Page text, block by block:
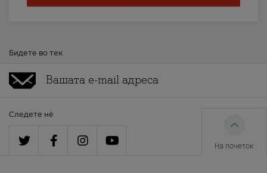
Бидете во тек
Следете нè
На почеток